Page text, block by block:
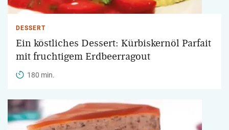
DESSERT
Ein köstliches Dessert: Kürbiskernöl Parfait
mit fruchtigem Erdbeerragout
180 min.